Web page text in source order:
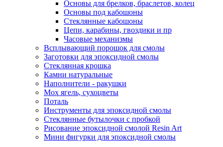
Основы для брелков, браслетов, колец
Основы под кабошоны
Стеклянные кабошоны
Цепи, карабины, гвоздики и пр
Часовые механизмы
Всплывающий порошок для смолы
Заготовки для эпоксидной смолы
Стеклянная крошка
Камни натуральные
Наполнители - ракушки
Мох ягель, сухоцветы
Поталь
Инструменты для эпоксидной смолы
Стеклянные бутылочки с пробкой
Рисование эпоксидной смолой Resin Art
Мини фигурки для эпоксидной смолы